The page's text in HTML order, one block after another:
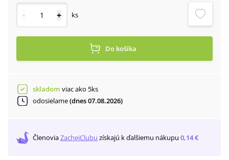
- + ks
Do košíka
skladom viac ako 5ks
odosielame(dnes 07.08.2026)
ČlenoviaZachejClubu získajú k ďalšiemu nákupu 0,14 €